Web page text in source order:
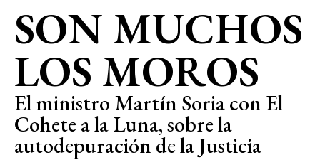
SON MUCHOS
LOS MOROS
El ministro Martín Soria con El
Cohete a la Luna, sobre la
autodepuración de la Justicia